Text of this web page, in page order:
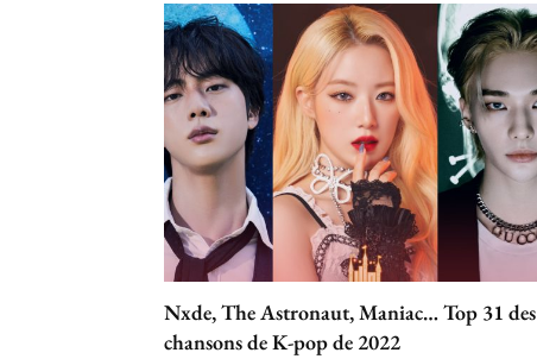
Nxde, The Astronaut, Maniac… Top 31 des
chansons de K-pop de 2022